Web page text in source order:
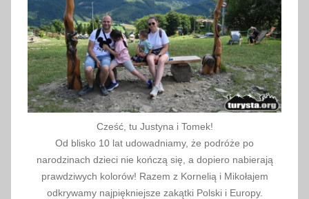
8
Cześć, tu Justyna i Tomek!
Od blisko 10 lat udowadniamy, że podróże po
narodzinach dzieci nie kończą się, a dopiero nabierają
prawdziwych kolorów! Razem z Kornelią i Mikołajem
odkrywamy najpiękniejsze zakątki Polski i Europy.